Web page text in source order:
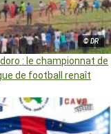
© DR
: le championnat de
de football renaît